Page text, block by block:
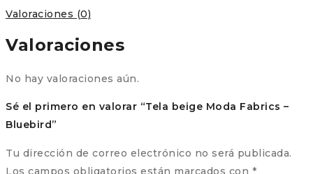
Valoraciones (0)
Valoraciones
No hay valoraciones aún.
Sé el primero en valorar “Tela beige Moda Fabrics –
Bluebird”
Tu dirección de correo electrónico no será publicada.
Los campos obligatorios están marcados con *